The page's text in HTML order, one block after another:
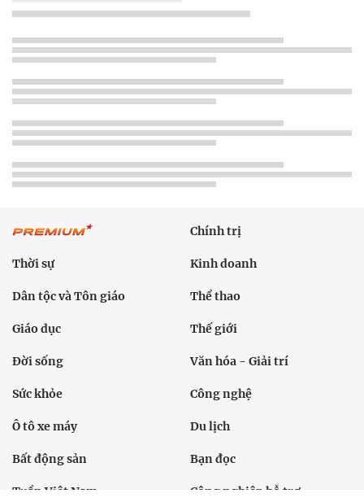
Chính trị
Thời sự Kinh doanh
Dân tộc và Tôn giáo Thể thao
Giáo dục Thế giới
Đời sống Văn hóa - Giải trí
Sức khỏe Công nghệ
Ô tô xe máy Du lịch
Bất động sản Bạn đọc
Tuần Việt Nam Công nghiệp hỗ trợ